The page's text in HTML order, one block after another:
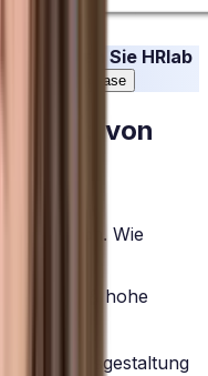
und testen Sie HRlab
Testphase
HRlab von
Zeit mit
Wie
& hohe
faire Preisgestaltung